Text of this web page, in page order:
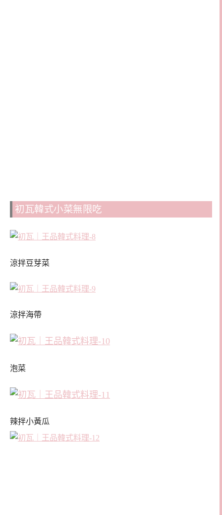
初瓦韓式小菜無限吃
涼拌豆芽菜
涼拌海帶
泡菜
辣拌小黃瓜